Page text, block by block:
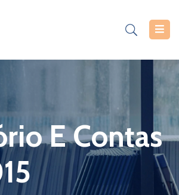
E Contas